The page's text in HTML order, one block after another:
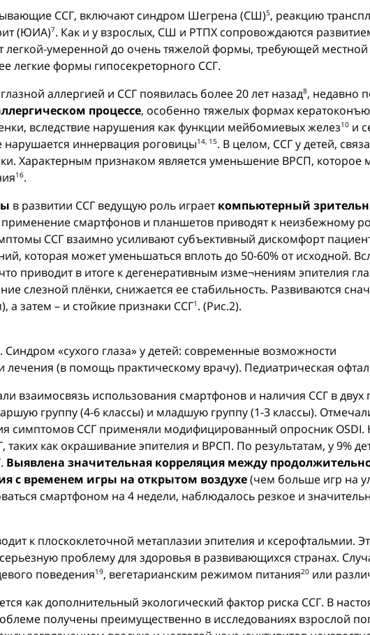
ССГ, включают синдром Шегрена (СШ)5, реакцию
(ЮИА)7. Как и у взрослых, СШ и РТПХ сопровождаются
легкой-умеренной до очень тяжелой формы, требующей
легкие формы гипосекреторного ССГ.
аллергией и ССГ появилась более 20 лет назад8, недавно
процессе, особенно тяжелых формах
вследствие нарушения как функции мейбомиевых желез10 и
нарушается иннервация роговицы14, 15. В целом, ССГ у детей,
Характерным признаком является уменьшение ВРСП, которое
16.
в развитии ССГ ведущую роль играет компьютерный
смартфонов и планшетов приводят к неизбежному
ССГ взаимно усиливают субъективный дискомфорт
которая может уменьшаться вплоть до 50-60% от исходной.
приводит в итоге к дегенеративным изме¬нениям эпителия
слезной плёнки, снижается ее стабильность. Развиваются
затем – и стойкие признаки ССГ1 . (Рис.2).
Синдром «сухого глаза» у детей: современные возможности
лечения (в помощь практическому врачу). Педиатрическая
взаимосвязь использования смартфонов и наличия ССГ в
группу (4-6 классы) и младшую группу (1-3 классы).
симптомов ССГ применяли модифицированный опросник OSDI.
как окрашивание эпителия и ВРСП. По результатам, у 9%
Выявлена значительная корреляция между
с временем игры на открытом воздухе(чем больше игр на
смартфоном на 4 недели, наблюдалось резкое и
к плоскоклеточной метаплазии эпителия и ксерофтальмии.
проблему для здоровья в развивающихся странах.
поведения19, вегетарианским режимом питания20 или
как дополнительный экологический фактор риска ССГ. В
получены преимущественно в исследованиях взрослой